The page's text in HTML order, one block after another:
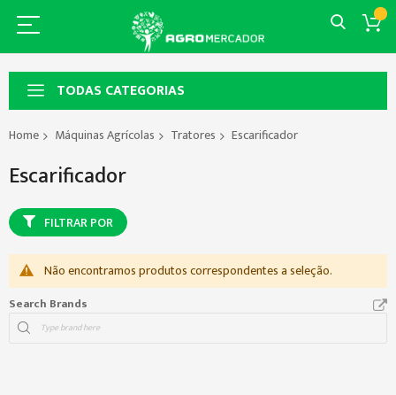
TODAS CATEGORIAS
Home Máquinas Agrícolas Tratores Escarificador
Escarificador
Não encontramos produtos correspondentes a seleção.
FILTRAR POR
Search Brands